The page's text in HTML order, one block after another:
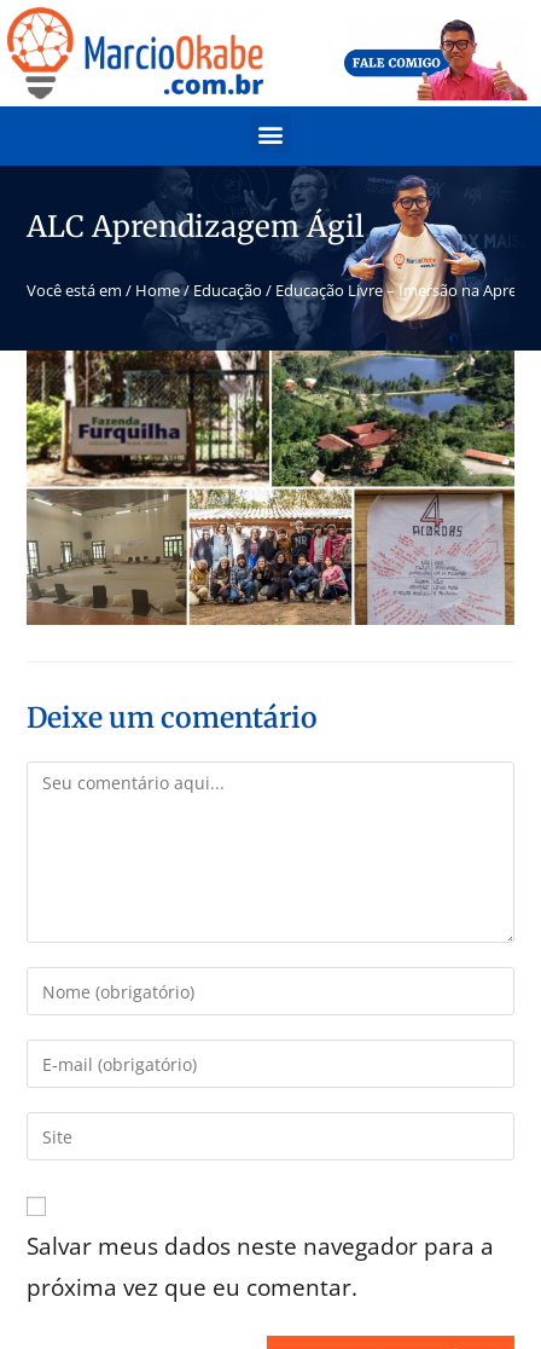
ALC Aprendizagem Ágil
Você está em / Home/Educação / Educação Livre – Imersão na
Deixe um comentário
Salvar meus dados neste navegador para a
próxima vez que eu comentar.